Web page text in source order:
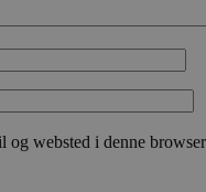
og websted i denne